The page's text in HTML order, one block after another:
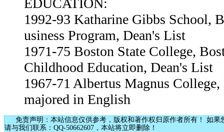
EDUCATION:
1992-93 Katharine Gibbs School,
usiness Program, Dean's List
1971-75 Boston State College,
Childhood Education, Dean's List
1967-71 Albertus Magnus
majored in English
免责声明：本站信息仅供参考，版权和著作权归原作者所有！ 如果
请与我们联系：QQ-50662607，本站将立即删除！